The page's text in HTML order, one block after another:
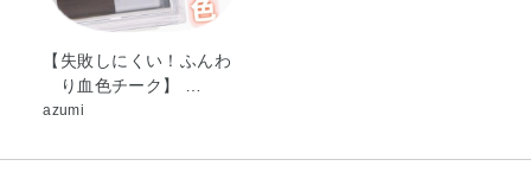
【失敗しにくい！ふんわ
り血色チーク】 …
azumi